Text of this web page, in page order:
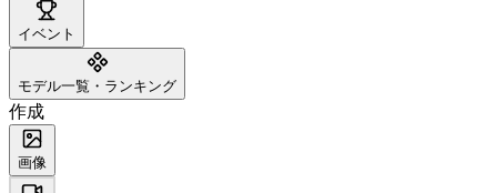
イベント
モデル一覧・ランキング
作成
画像